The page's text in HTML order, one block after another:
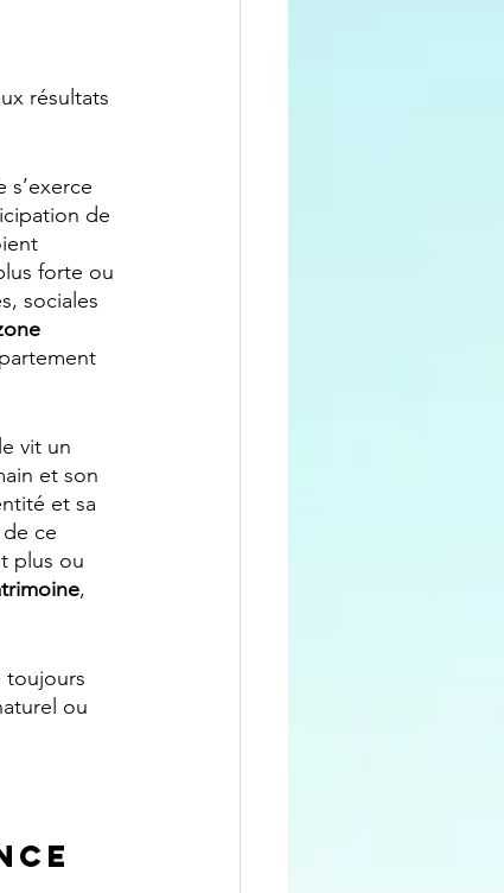
résultats
de
forte ou
sociales
vit un
et son
et sa
ce
plus ou
,
toujours
ou